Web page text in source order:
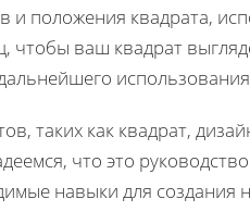
и положения квадрата,
чтобы ваш квадрат
таких как квадрат,
что это
навыки для